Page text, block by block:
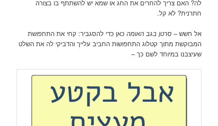
לה? האם צריך להחרים את החג או שמא יש להשתתף בו בצורה
חתרנית? לא קל.
אל חשש –סרטן בגב האומה כאן כדי להסגביר: קחי את התחפושת
המבוקשת מתוך קטלוג התחפושות החביב עלייך והדביקי לה את השלט
שעיצבנו במיוחד לשם כך –